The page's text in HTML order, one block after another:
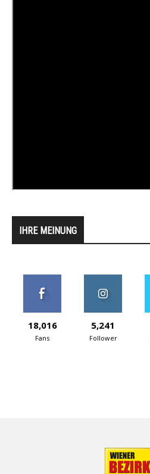
IHRE MEINUNG
18,016
Fans
5,241
Follower